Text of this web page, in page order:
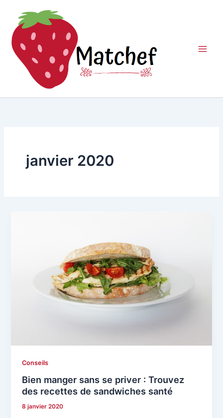
contenu
janvier 2020
Conseils
Bien manger sans se priver : Trouvez
des recettes de sandwiches santé
8 janvier 2020